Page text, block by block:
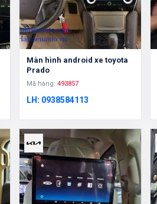
Màn hình android xe toyota
Prado
Mã hàng: 493857
LH: 0938584113